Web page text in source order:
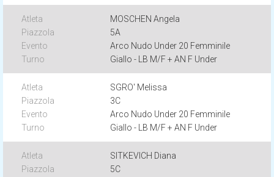
MOSCHEN Angela
5A
Arco Nudo Under 20 Femminile
Giallo - LB M/F + AN F Under
SGRO' Melissa
3C
Arco Nudo Under 20 Femminile
Giallo - LB M/F + AN F Under
SITKEVICH Diana
5C